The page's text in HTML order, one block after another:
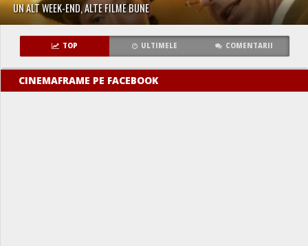
UN ALT WEEK-END, ALTE FILME BUNE
TOP ULTIMELE COMENTARII
CINEMAFRAME PE FACEBOOK